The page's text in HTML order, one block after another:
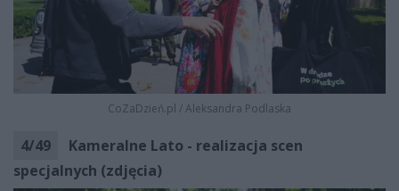
CoZaDzień.pl /Aleksandra Podlaska
4/49
Kameralne Lato - realizacja scen
specjalnych (zdjęcia)